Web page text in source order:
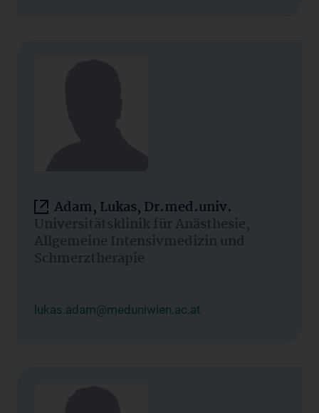
Adam, Lukas, Dr.med.univ.
Universitätsklinik für Anästhesie,
Allgemeine Intensivmedizin und
Schmerztherapie
lukas.adam@meduniwien.ac.at